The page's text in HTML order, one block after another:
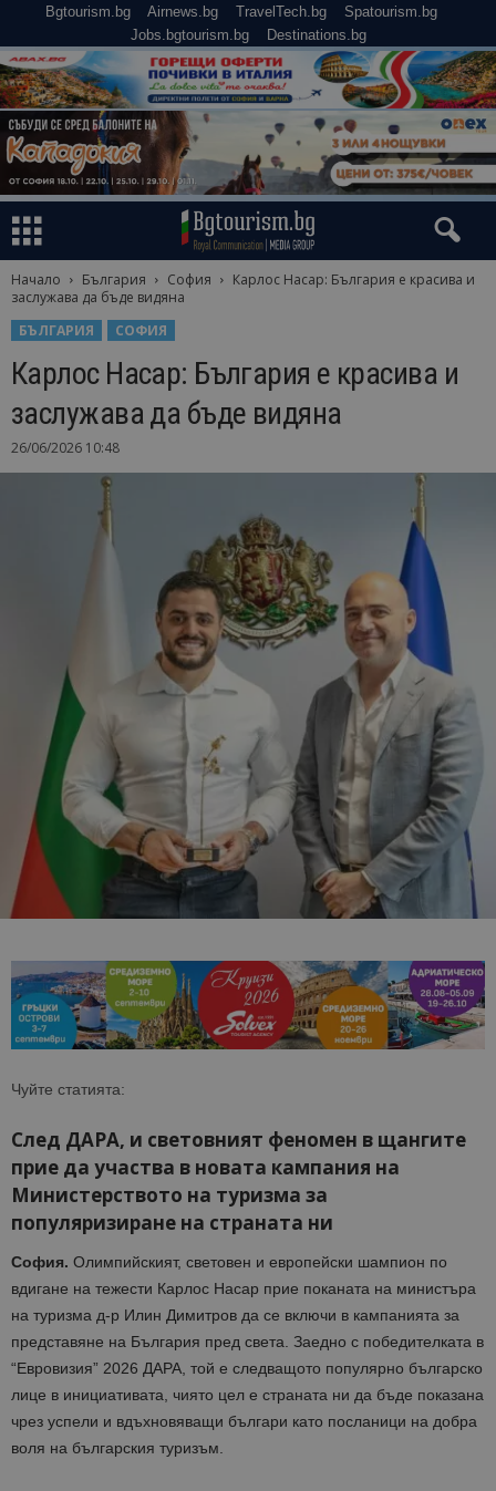
Bgtourism.bg Airnews.bg TravelTech.bg
Spatourism.bg
Jobs.bgtourism.bg
Destinations.bg
Начало България София
Карлос Насар: България е красива и
заслужава да бъде видяна
БЪЛГАРИЯ
СОФИЯ
Карлос Насар: България е красива и
заслужава да бъде видяна
26/06/2026 10:48
Чуйте статията:
След ДАРА, и световният феномен в щангите
прие да участва в новата кампания на
Министерството на туризма за
популяризиране на страната ни
София. Олимпийският, световен и европейски шампион по
вдигане на тежести Карлос Насар прие поканата на министъра
на туризма д-р Илин Димитров да се включи в кампанията за
представяне на България пред света. Заедно с победителката в
“Евровизия” 2026 ДАРА, той е следващото популярно българско
лице в инициативата, чиято цел е страната ни да бъде показана
чрез успели и вдъхновяващи българи като посланици на добра
воля на българския туризъм.